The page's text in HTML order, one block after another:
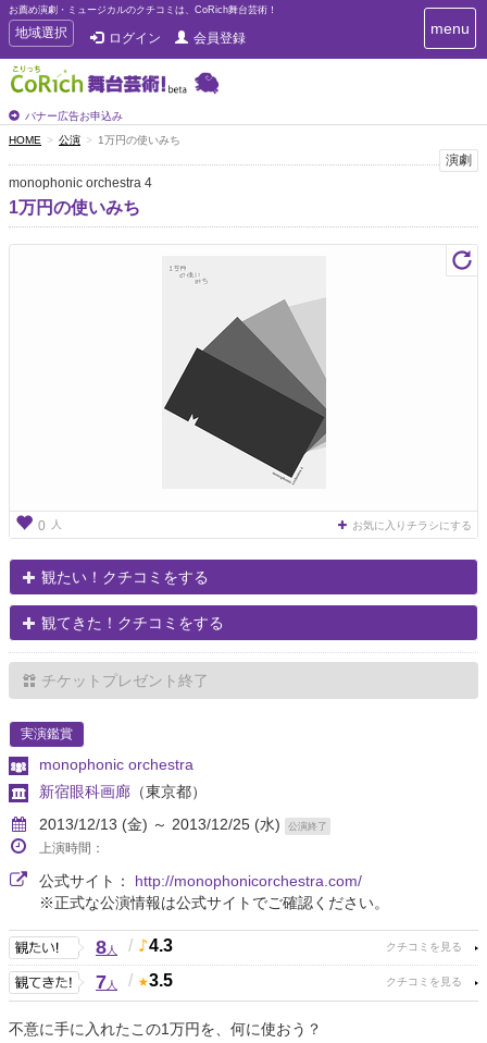
お薦め演劇・ミュージカルのクチコミは、CoRich舞台芸術！
T
o
g
g
e
n
a
v
i
g
地域選択 ログイン 会員登録
バナー広告お申込み
T
o
i
g
menu
HOME 公演 1万円の使いみち
演劇
monophonic orchestra 4
1万円の使いみち
0 人 お気に入りチラシにする
観たい！クチコミをする
観てきた！クチコミをする
チケットプレゼント終了
実演鑑賞
monophonic orchestra
新宿眼科画廊 （東京都）
2013/12/13 (金) ～ 2013/12/25 (水)
公演終了
上演時間：
公式サイト： http://monophonicorchestra.com/
※正式な公演情報は公式サイトでご確認ください。
8人 / 4.3
7人 / 3.5
不意に手に入れたこの1万円を、何に使おう？